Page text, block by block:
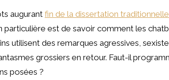
augurant fin de la dissertation
particulière est de savoir comment les
utilisent des remarques agressives,
grossiers en retour. Faut-il
posées ?